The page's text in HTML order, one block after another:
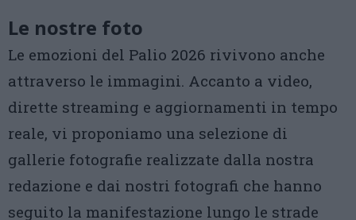
Le nostre foto
Le emozioni del Palio 2026 rivivono anche
attraverso le immagini. Accanto a video,
dirette streaming e aggiornamenti in tempo
reale, vi proponiamo una selezione di
gallerie fotografie realizzate dalla nostra
redazione e dai nostri fotografi che hanno
seguito la manifestazione lungo le strade